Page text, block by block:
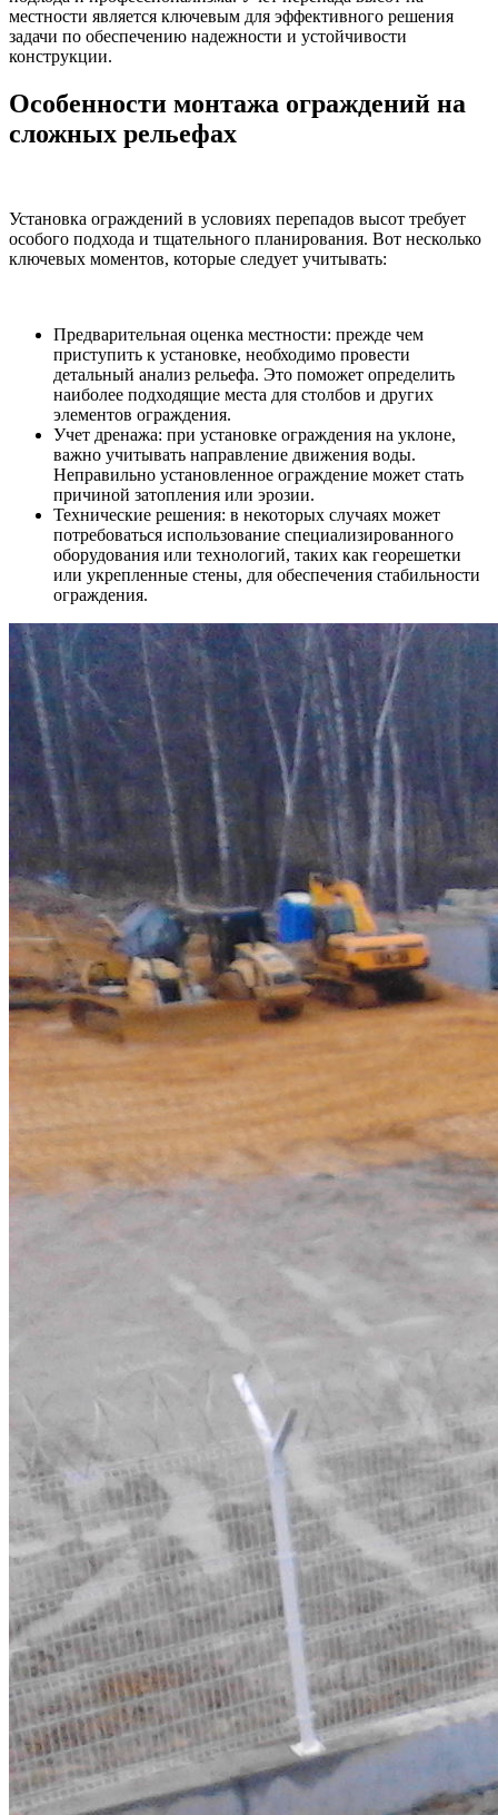
местности является ключевым для эффективного решения
задачи по обеспечению надежности и устойчивости
конструкции.
Особенности монтажа ограждений на
сложных рельефах
Установка ограждений в условиях перепадов высот требует
особого подхода и тщательного планирования. Вот несколько
ключевых моментов, которые следует учитывать:
Предварительная оценка местности: прежде чем
приступить к установке, необходимо провести
детальный анализ рельефа. Это поможет определить
наиболее подходящие места для столбов и других
элементов ограждения.
Учет дренажа: при установке ограждения на уклоне,
важно учитывать направление движения воды.
Неправильно установленное ограждение может стать
причиной затопления или эрозии.
Технические решения: в некоторых случаях может
потребоваться использование специализированного
оборудования или технологий, таких как георешетки
или укрепленные стены, для обеспечения стабильности
ограждения.